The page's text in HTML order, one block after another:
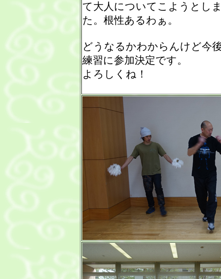
て大人についてこようとし
た。根性あるわぁ。
どうなるかわからんけど今
練習に参加決定です。
よろしくね！